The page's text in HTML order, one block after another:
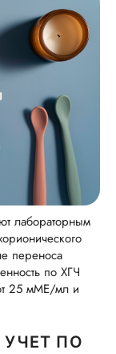
лабораторным
переноса
по ХГЧ
25 мМЕ/мл и
ПО